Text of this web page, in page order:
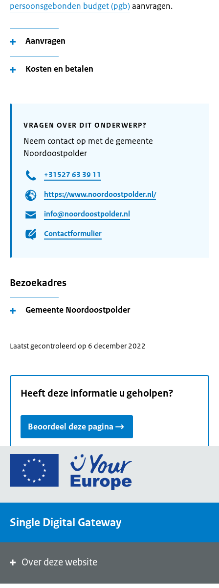
persoonsgebonden budget (pgb)aanvragen.
Aanvragen
Kosten en betalen
VRAGEN OVER DIT ONDERWERP?
Neem contact op met de gemeente
Noordoostpolder
+31527 63 39 11
https://www.noordoostpolder.nl/
info@noordoostpolder.nl
Contactformulier
Bezoekadres
Gemeente Noordoostpolder
Laatst gecontroleerd op 6 december 2022
Heeft deze informatie u geholpen?
Beoordeel deze pagina
Ga
de
een
de
Single Digital Gateway
Over deze website